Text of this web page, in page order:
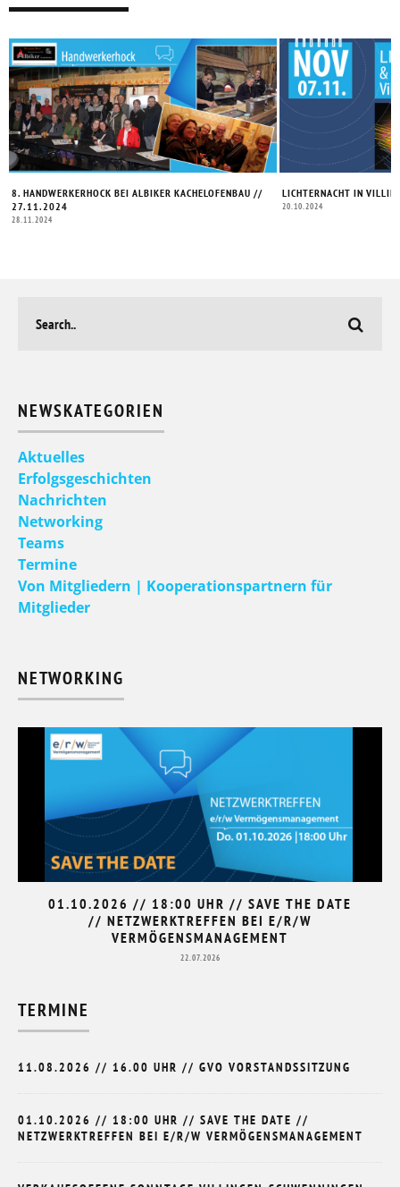
8. HANDWERKERHOCK BEI ALBIKER KACHELOFENBAU //
27.11.2024
28.11.2024
LICHTERNACHT IN
20.10.2024
NEWSKATEGORIEN
Aktuelles
Erfolgsgeschichten
Nachrichten
Networking
Teams
Termine
Von Mitgliedern | Kooperationspartnern für
Mitglieder
NETWORKING
01.10.2026 // 18:00 UHR // SAVE THE DATE
// NETZWERKTREFFEN BEI E/R/W
VERMÖGENSMANAGEMENT
22.07.2026
TERMINE
11.08.2026 // 16.00 UHR // GVO VORSTANDSSITZUNG
01.10.2026 // 18:00 UHR // SAVE THE DATE //
NETZWERKTREFFEN BEI E/R/W VERMÖGENSMANAGEMENT